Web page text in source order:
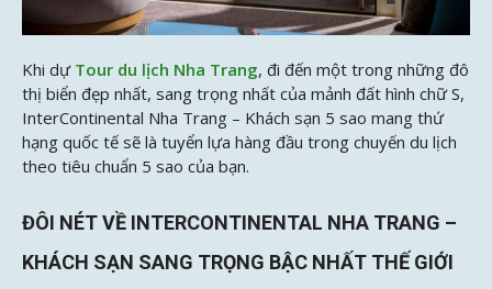
Khi dự Tour du lịch Nha Trang, đi đến một trong những đô
thị biển đẹp nhất, sang trọng nhất của mảnh đất hình chữ S,
InterContinental Nha Trang – Khách sạn 5 sao mang thứ
hạng quốc tế sẽ là tuyển lựa hàng đầu trong chuyến du lịch
theo tiêu chuẩn 5 sao của bạn.
ĐÔI NÉT VỀ INTERCONTINENTAL NHA TRANG –
KHÁCH SẠN SANG TRỌNG BẬC NHẤT THẾ GIỚI